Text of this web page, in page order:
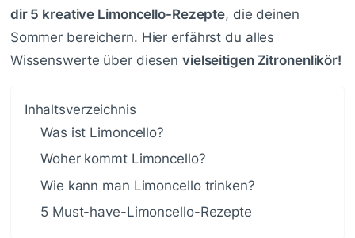
dir 5 kreative Limoncello-Rezepte, die deinen
Sommer bereichern. Hier erfährst du alles
Wissenswerte über diesen vielseitigen Zitronenlikör!
Inhaltsverzeichnis
Was ist Limoncello?
Woher kommt Limoncello?
Wie kann man Limoncello trinken?
5 Must-have-Limoncello-Rezepte